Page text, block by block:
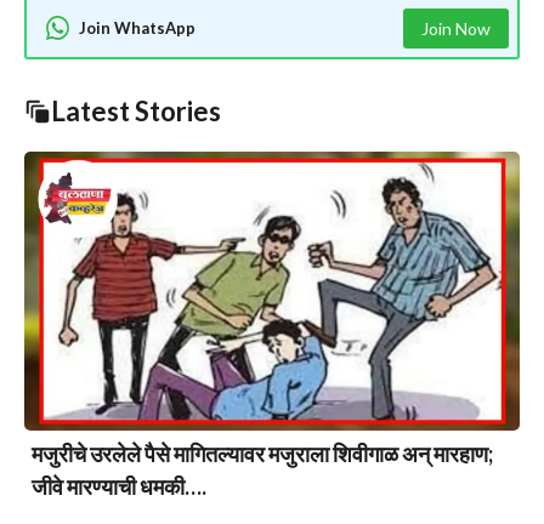
Join WhatsApp Join Now
Latest Stories
मजुरीचे उरलेले पैसे मागितल्यावर मजुराला शिवीगाळ अन् मारहाण;
जीवे मारण्याची धमकी….